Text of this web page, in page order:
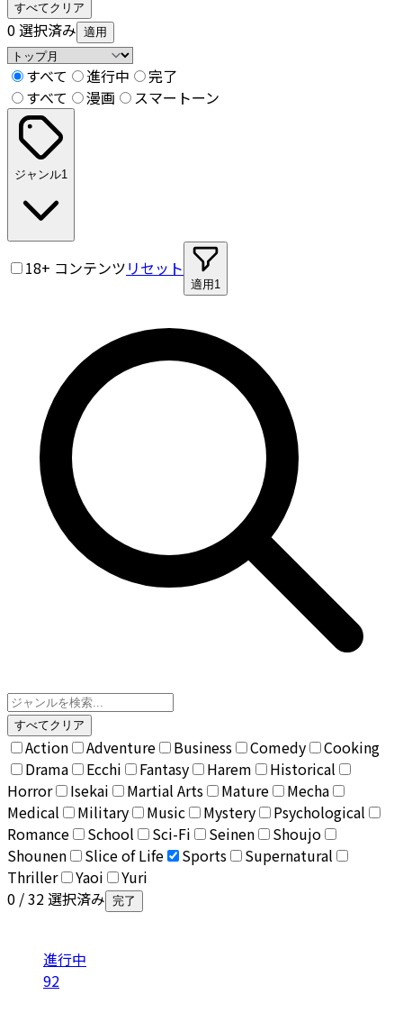
すべてクリア
0 選択済み 適用
すべて 進行中
完了
すべて
漫画 スマートーン
ジャンル1
18+ コンテンツリセット
適用 1
すべてクリア
Action Adventure Business Comedy
Cooking
Drama
Ecchi Fantasy Harem
Historical
Horror
Isekai Martial Arts Mature
Mecha
Medical
Military Music Mystery
Psychological
Romance
School Sci-Fi Seinen
Shoujo
Shounen
Slice of Life Sports
Supernatural
Thriller
Yaoi
Yuri
0 / 32 選択済み 完了
進行中
92